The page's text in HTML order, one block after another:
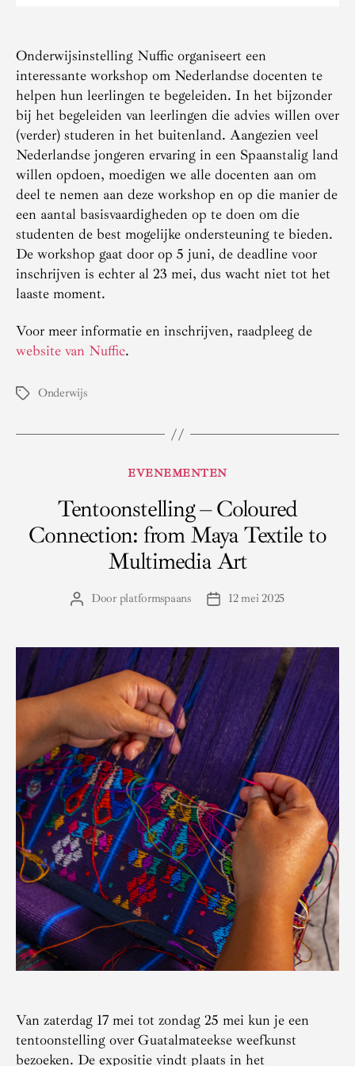
Onderwijsinstelling Nuffic organiseert een
interessante workshop om Nederlandse docenten te
helpen hun leerlingen te begeleiden. In het bijzonder
bij het begeleiden van leerlingen die advies willen over
(verder) studeren in het buitenland. Aangezien veel
Nederlandse jongeren ervaring in een Spaanstalig land
willen opdoen, moedigen we alle docenten aan om
deel te nemen aan deze workshop en op die manier de
een aantal basisvaardigheden op te doen om die
studenten de best mogelijke ondersteuning te bieden.
De workshop gaat door op 5 juni, de deadline voor
inschrijven is echter al 23 mei, dus wacht niet tot het
laaste moment.
Voor meer informatie en inschrijven, raadpleeg de
website van Nuffic.
Tags Onderwijs
Categorieën
EVENEMENTEN
Tentoonstelling – Coloured
Connection: from Maya Textile to
Multimedia Art
Berichtauteur
Door platformspaans Berichtdatum
12 mei 2025
Van zaterdag 17 mei tot zondag 25 mei kun je een
tentoonstelling over Guatalmateekse weefkunst
bezoeken. De expositie vindt plaats in het